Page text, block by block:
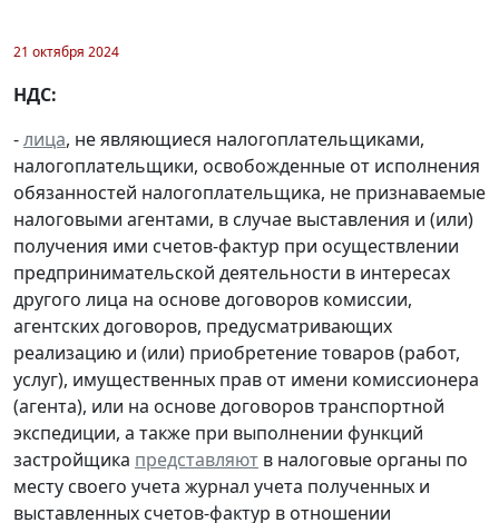
21 октября 2024
НДС:
-лица, не являющиеся налогоплательщиками,
налогоплательщики, освобожденные от исполнения
обязанностей налогоплательщика, не признаваемые
налоговыми агентами, в случае выставления и (или)
получения ими счетов-фактур при осуществлении
предпринимательской деятельности в интересах
другого лица на основе договоров комиссии,
агентских договоров, предусматривающих
реализацию и (или) приобретение товаров (работ,
услуг), имущественных прав от имени комиссионера
(агента), или на основе договоров транспортной
экспедиции, а также при выполнении функций
застройщика представляют в налоговые органы по
месту своего учета журнал учета полученных и
выставленных счетов-фактур в отношении